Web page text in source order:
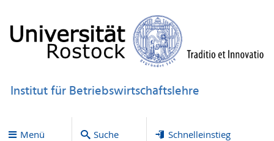
Institut für Betriebswirtschaftslehre
Menü Suche Schnelleinstieg